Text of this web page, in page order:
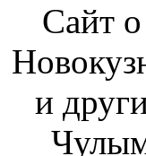
Сайт
и